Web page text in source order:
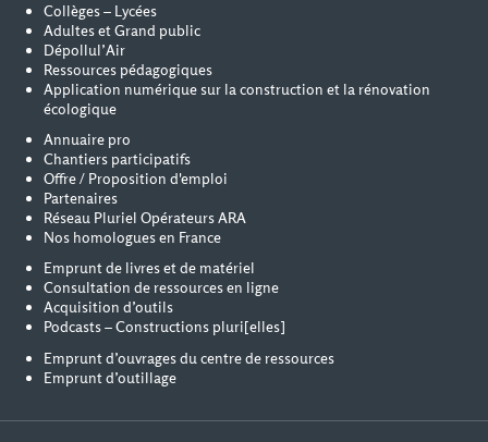
Collèges – Lycées
Adultes et Grand public
Dépollul’Air
Ressources pédagogiques
Application numérique sur la construction et la rénovation
écologique
Annuaire pro
Chantiers participatifs
Offre / Proposition d'emploi
Partenaires
Réseau Pluriel Opérateurs ARA
Nos homologues en France
Emprunt de livres et de matériel
Consultation de ressources en ligne
Acquisition d’outils
Podcasts – Constructions pluri[elles]
Emprunt d’ouvrages du centre de ressources
Emprunt d’outillage